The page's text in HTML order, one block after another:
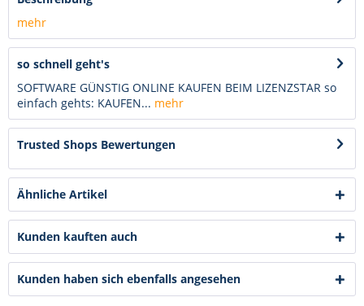
mehr
so schnell geht's
SOFTWARE GÜNSTIG ONLINE KAUFEN BEIM LIZENZSTAR so
einfach gehts: KAUFEN... mehr
Trusted Shops Bewertungen
Ähnliche Artikel
Kunden kauften auch
Kunden haben sich ebenfalls angesehen